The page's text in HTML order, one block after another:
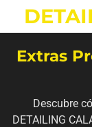
al
principal
Extras
Descubre
DETAILING